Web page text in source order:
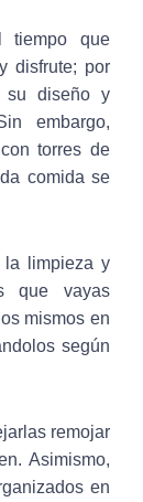
que
disfrute; por
su diseño y
embargo,
torres de
comida se
la limpieza y
que vayas
mismos en
según
remojar
Asimismo,
en